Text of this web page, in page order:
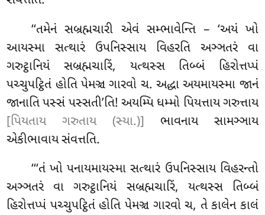
‘‘તમેનંસબ્રહ્મચારી એવં સમ્ભાવેન્તિ – ‘અયં ખો
આયસ્મા સત્થારં ઉપનિસ્સાય વિહરતિ અઞ્ઞતરં વા
ગરુટ્ઠાનિયં સબ્રહ્મચારિં, યત્થસ્સ તિબ્બં હિરોત્તપ્પં
પચ્ચુપટ્ઠિતં હોતિ પેમઞ્ચ ગારવો ચ. અદ્ધા અયમાયસ્મા જાનં
જાનાતિ પસ્સં પસ્સતી’તિ! અયમ્પિ ધમ્મો પિયત્તાય ગરુત્તાય
[પિયતાય ગરુતાય (સ્યા.)] ભાવનાય સામઞ્ઞાય
એકીભાવાય સંવત્તતિ.
‘‘‘તંખો પનાયમાયસ્મા સત્થારં ઉપનિસ્સાય વિહરન્તો
અઞ્ઞતરં વા ગરુટ્ઠાનિયં સબ્રહ્મચારિં, યત્થસ્સ તિબ્બં
હિરોત્તપ્પં પચ્ચુપટ્ઠિતં હોતિ પેમઞ્ચ ગારવો ચ, તે કાલેન કાલં